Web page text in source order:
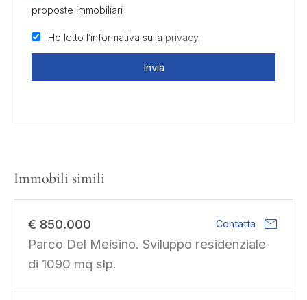
proposte immobiliari
Ho letto l’informativa sulla privacy.
Invia
Immobili simili
€ 850.000 Contatta mail
Parco Del Meisino. Sviluppo residenziale
di 1090 mq slp.